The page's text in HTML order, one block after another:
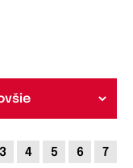
3 4 5 6 7